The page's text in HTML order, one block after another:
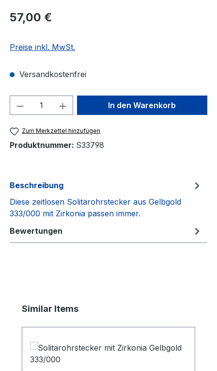
Regulärer Preis:
57,00 €
Preise inkl. MwSt.
Versandkostenfrei
Produkt Anzahl: Gib denIn den Warenkorb
Zum Merkzettel hinzufügen
Produktnummer: S33798
Beschreibung
Diese zeitlosen Solitärohrstecker aus Gelbgold
333/000 mit Zirkonia passen immer.
Bewertungen
Produktgalerie überspringen
Similar Items